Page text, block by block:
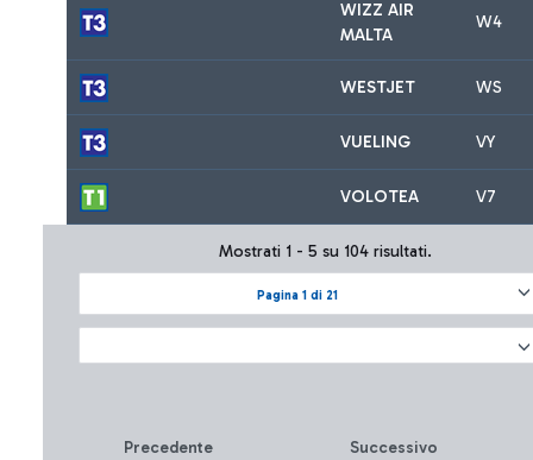
WIZZ AIR
MALTA
W4
WESTJET WS
VUELING VY
VOLOTEA V7
Pagina 1 di 21
Mostrati 1 - 5 su 104 risultati.
Precedente Successivo